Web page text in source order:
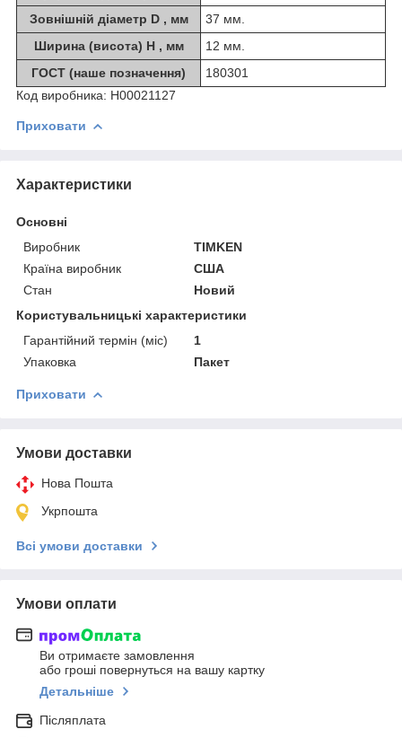
Зовнішній діаметр D , мм
37 мм.
Ширина (висота) H , мм
12 мм.
ГОСТ (наше позначення)
180301
Код виробника: Н00021127
Приховати
Характеристики
Основні
Виробник
TIMKEN
Країна виробник
США
Стан
Новий
Користувальницькі характеристики
Гарантійний термін (міс)
1
Упаковка
Пакет
Приховати
Умови доставки
Нова Пошта
Укрпошта
Всі умови доставки
Умови оплати
Ви отримаєте замовлення
або гроші повернуться на вашу картку
Детальніше
Післяплата